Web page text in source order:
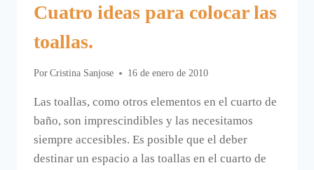
Cuatro ideas para colocar las
toallas.
Por Cristina Sanjose 16 de enero de 2010
Las toallas, como otros elementos en el cuarto de
baño, son imprescindibles y las necesitamos
siempre accesibles. Es posible que el deber
destinar un espacio a las toallas en el cuarto de